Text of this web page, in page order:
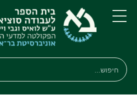
דילוג
לתוכן
העיקרי
דילוג
לתפריט
ניווט
ראשי
תפריט
חיפוש
Search